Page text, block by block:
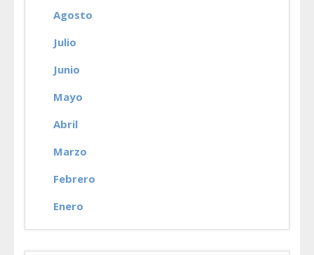
Agosto
Julio
Junio
Mayo
Abril
Marzo
Febrero
Enero